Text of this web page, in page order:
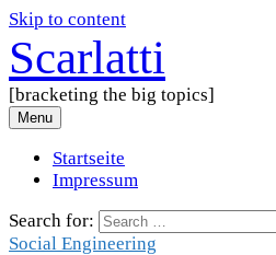
Skip to content
Scarlatti
[bracketing the big topics]
Menu
Startseite
Impressum
Search for:
Social Engineering